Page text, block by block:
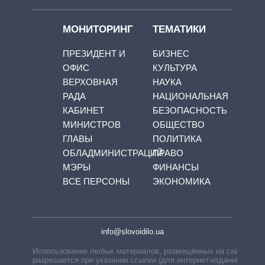
МОНИТОРИНГ
ПРЕЗИДЕНТ И
ОФИС
ВЕРХОВНАЯ
РАДА
КАБИНЕТ
МИНИСТРОВ
ГЛАВЫ
ОБЛАДМИНИСТРАЦИЙ
МЭРЫ
ВСЕ ПЕРСОНЫ
ТЕМАТИКИ
БИЗНЕС
КУЛЬТУРА
НАУКА
НАЦИОНАЛЬНАЯ
БЕЗОПАСНОСТЬ
ОБЩЕСТВО
ПОЛИТИКА
ПРАВО
ФИНАНСЫ
ЭКОНОМИКА
info@slovoidilo.ua
Использование любых материалов, размещённых на сайте,
разрешается при указании ссылки (для интернет-изданий —